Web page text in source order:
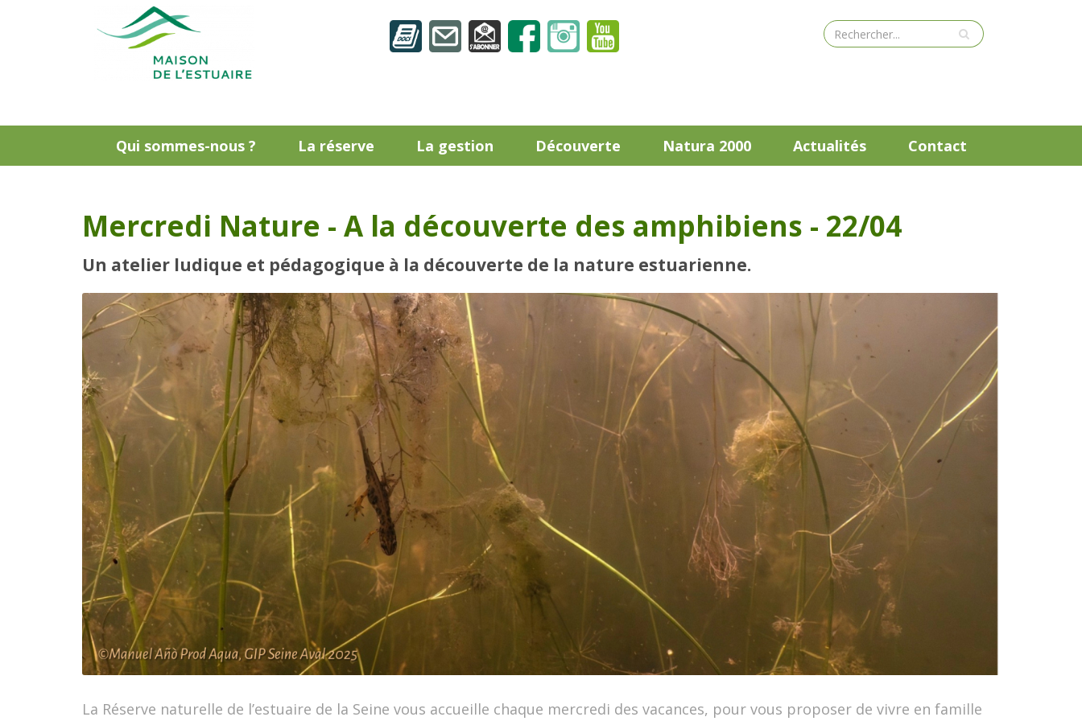
Qui sommes-nous ? La réserve La gestion Découverte Natura 2000 Actualités Contact
Mercredi Nature - A la découverte des amphibiens - 22/04
Un atelier ludique et pédagogique à la découverte de la nature estuarienne.
La Réserve naturelle de l’estuaire de la Seine vous accueille chaque mercredi des vacances, pour vous proposer de vivre en famille